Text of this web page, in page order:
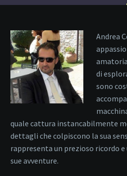
Andrea
di
sono
quale cattura instancabilmente
dettagli che colpiscono la sua
rappresenta un prezioso ricordo
sue avventure.